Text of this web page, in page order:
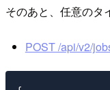
そのあと、任意のタ
POST /api/v2/